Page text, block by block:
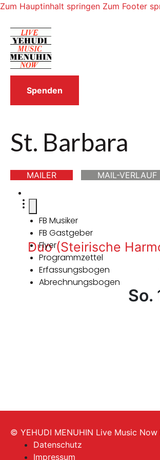
Zum Hauptinhalt springen Zum Footer
Spenden
St. Barbara
MAILER MAIL-VERLAUF
FB Musiker
FB Gastgeber
Flyer
Programmzettel
Erfassungsbogen
Abrechnungsbogen
Duo (Steirische
So.
© YEHUDI MENUHIN Live Music Now
Datenschutz
Impressum